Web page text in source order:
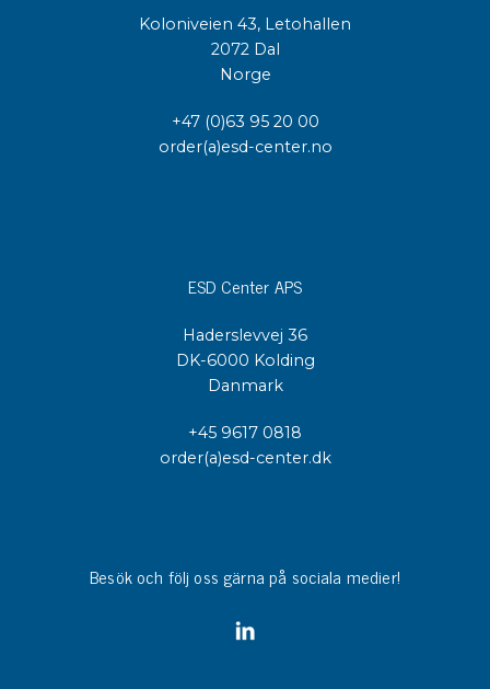
Koloniveien 43, Letohallen
2072 Dal
Norge
+47 (0)63 95 20 00
order(a)esd-center.no
ESD Center APS
Haderslevvej 36
DK-6000 Kolding
Danmark
+45 9617 0818
order(a)esd-center.dk
Besök och följ oss gärna på sociala medier!